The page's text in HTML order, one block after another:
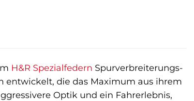
H&R Spezialfedern Spurverbreiterungs-
entwickelt, die das Maximum aus ihrem
Optik und ein Fahrerlebnis,